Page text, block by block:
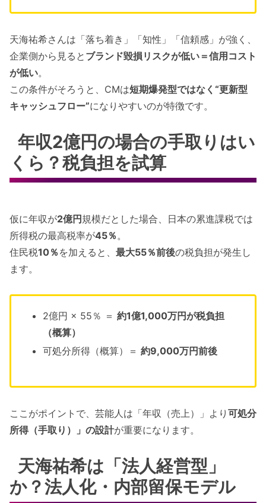
天海祐希さんは「落ち着き」「知性」「信頼感」が強く、
企業側から見ると ブランド毀損リスクが低い＝信用コスト
が低い。
この条件がそろうと、CMは短期爆発型ではなく“更新型
キャッシュフロー”になりやすいのが特徴です。
年収2億円の場合の手取りはい
くら？税負担を試算
仮に年収が2億円規模だとした場合、日本の累進課税では
所得税の最高税率が45％ 。
住民税10％ を加えると、 最大55％前後の税負担が発生し
ます。
2億円 × 55％ ＝約1億1,000万円が税負担
（概算）
可処分所得（概算）＝約9,000万円前後
ここがポイントで、芸能人は「年収（売上）」より 可処分
所得（手取り）」の設計が重要になります。
天海祐希は「法人経営型」
か？法人化・内部留保モデル